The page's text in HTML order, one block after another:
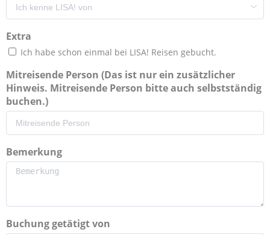
Extra
Ich habe schon einmal bei LISA! Reisen gebucht.
Mitreisende Person (Das ist nur ein zusätzlicher
Hinweis. Mitreisende Person bitte auch selbstständig
buchen.)
Bemerkung
Buchung getätigt von